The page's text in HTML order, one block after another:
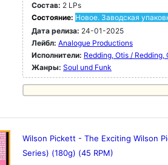
Состав: 2 LPs
Состояние: Новое. Заводская
Дата релиза: 24-01-2025
Лейбл: Analogue Productions
Исполнители: Redding, Otis / Redding,
Жанры: Soul und Funk
Wilson Pickett - The Exciting Wilson
Series) (180g) (45 RPM)